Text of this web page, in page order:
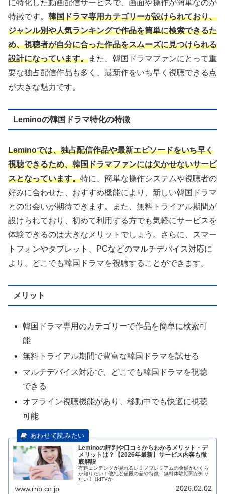
に特化した動画配信サービスで、画面や操作が簡単なのが
特徴です。 韓国ドラマ専用カテゴリーが設けられており、
ジャンル別や人気ランキングで作品を簡単に検索できるた
め、視聴者が自分に合った作品をスムーズに見つけられる
設計になっています。また、韓国ドラマファンにとって重
要な独占配信作品も多く、最新作をいち早く視聴できる点
が大きな魅力です。
Leminoの韓国ドラマ特化の特徴
Leminoでは、独占配信作品や最新エピソードをいち早く
視聴できるため、韓国ドラマファンには欠かせないサービ
スとなっています。特に、簡単な操作システムや視聴者の
好みに合わせた、おすすめ機能により、新しい韓国ドラマ
との出会いが期待できます。また、無料トライアル期間が
設けられており、初めて利用する方でも気軽にサービスを
体験できるのは大きなメリットでしょう。さらに、スマー
トフォンやタブレット、PCなどのマルチデバイス対応に
より、どこでも韓国ドラマを視聴することができます。
メリット
韓国ドラマ専用のカテゴリーで作品を簡単に検索可
能
無料トライアル期間で豊富な韓国ドラマを試せる
マルチデバイス対応で、どこでも韓国ドラマを視聴
できる
オフライン視聴機能があり、移動中でも快適に視聴
可能
Leminoの評判や口コミからわかるメリット・デ
メリットは？【2026年最新】サービス内容も徹
底解説
有料コンテンツが見れるレミノプレミアムの金額がいくら
か知りたい！他社と値段の差や特徴、無料体験期間が知り
たい！旧dTVか
www.rnb.co.jp 2026.02.02